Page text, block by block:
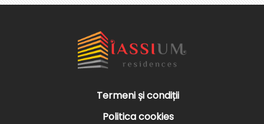
Termeni și condiții
Politica cookies